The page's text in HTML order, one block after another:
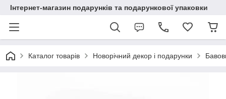
Інтернет-магазин подарунків та подарункової упаковки
Каталог товарів Новорічний декор і подарунки